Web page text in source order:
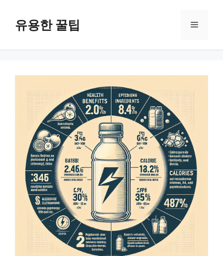
유용한 꿀팁 메